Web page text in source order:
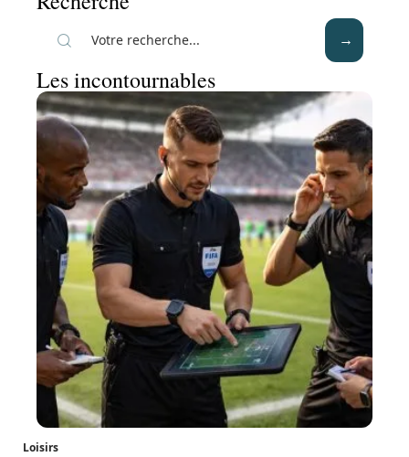
Les incontournables
Loisirs